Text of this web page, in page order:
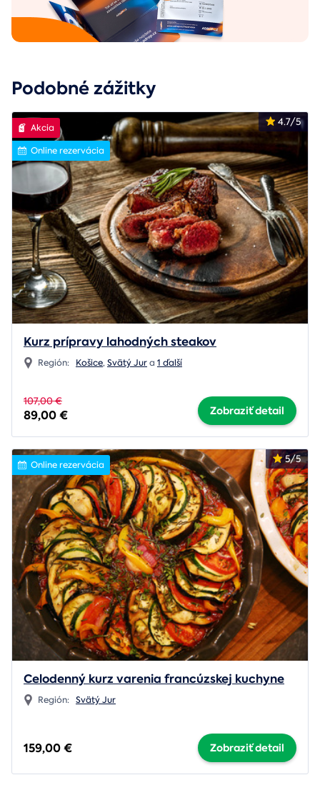
Podobné zážitky
4.7/5
Akcia
Online rezervácia
Kurz prípravy lahodných steakov
Región: Košice,Svätý Jura 1 ďalší
107,00 €
89,00 € Zobraziť detail
5/5
Online rezervácia
Celodenný kurz varenia francúzskej kuchyne
Región: Svätý Jur
159,00 € Zobraziť detail